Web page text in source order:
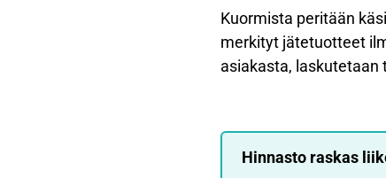
Kuormista peritään
merkityt jätetuotteet
asiakasta, laskutetaan
Hinnasto raskas